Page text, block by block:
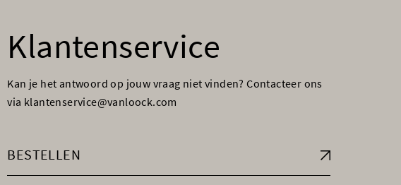
Klantenservice
Kan je het antwoord op jouw vraag niet vinden? Contacteer ons
via klantenservice@vanloock.com
BESTELLEN